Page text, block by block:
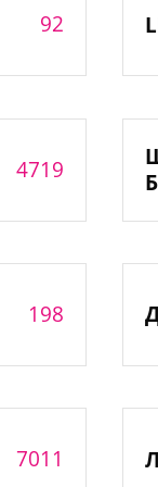
92
4719
198
7011